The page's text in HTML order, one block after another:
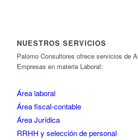
NUESTROS SERVICIOS
Palomo Consultores ofrece servicios de
Empresas en materia Laboral:
Área laboral
Área fiscal-contable
Área Jurídica
RRHH y selección de personal